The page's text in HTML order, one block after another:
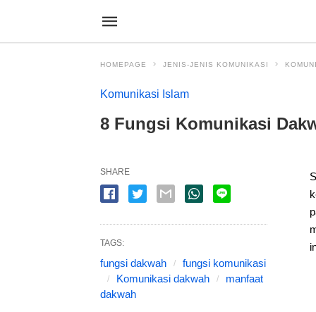
HOMEPAGE JENIS-JENIS KOMUNIKASI
Komunikasi Islam
8 Fungsi Komunikasi
SHARE
TAGS:
fungsi dakwah
fungsi komunikasi
Komunikasi dakwah
manfaat
dakwah